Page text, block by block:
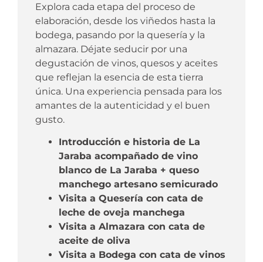
Explora cada etapa del proceso de
elaboración, desde los viñedos hasta la
bodega, pasando por la quesería y la
almazara. Déjate seducir por una
degustación de vinos, quesos y aceites
que reflejan la esencia de esta tierra
única. Una experiencia pensada para los
amantes de la autenticidad y el buen
gusto.
Introducción e historia de La
Jaraba acompañado de vino
blanco de La Jaraba + queso
manchego artesano semicurado
Visita a Quesería con cata de
leche de oveja manchega
Visita a Almazara con cata de
aceite de oliva
Visita a Bodega con cata de vinos